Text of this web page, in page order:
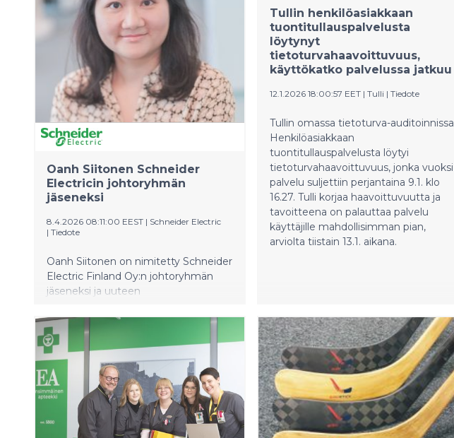
asemasta ja EU:n tulevasta
rahoituskehyksestä poliitikkojen ja
asiantuntijoiden johdolla. Helmikuussa
julkaistun Eurobarometri-
mielipidekyselyn mukaan kansalaiset
kasvaessa yhä huolestuneempia
yhtenäistä ja kunnianhimoista
toimintaa. Suomalaisista 89 % on sitä
mieltä, että Euroopan unioni tarvitsee
enemmän resursseja kohdatakseen
nykyiset globaalit haasteet.
Juhlaseminaarin avaa klo 11.00 Euro
Oanh Siitonen Schneider
Electricin johtoryhmän
jäseneksi
8.4.2026 08:11:00 EEST | Schneider Electric
| Tiedote
Oanh Siitonen on nimitetty Schneider
Electric Finland Oy:n johtoryhmän
jäseneksi ja uuteen
alkaen. Jatkossa Siitosen vastuulle
kuuluvat suunnittelutoimisto- ja
keskusvalmistajasegmentit.
Keskusvalmistajapuolesta aiemmin
vastannut Sirpa Ikola vastaa jatkossa
sähkötukku- ja
sähköasennussegmenteistä sekä
jatkaa johtoryhmän jäsenenä.
Tullin henkilöasiakkaan
tuontitullauspalvelusta
löytynyt
tietoturvahaavoittuvuus,
käyttökatko palvelussa jatkuu
12.1.2026 18:00:57 EET | Tulli | Tiedote
Tullin omassa tietoturva-auditoinnissa
Henkilöasiakkaan
tuontitullauspalvelusta löytyi
tietoturvahaavoittuvuus, jonka vuoksi
palvelu suljettiin perjantaina 9.1. klo
16.27. Tulli korjaa haavoittuvuutta ja
tavoitteena on palauttaa palvelu
käyttäjille mahdollisimman pian,
arviolta tiistain 13.1. aikana.